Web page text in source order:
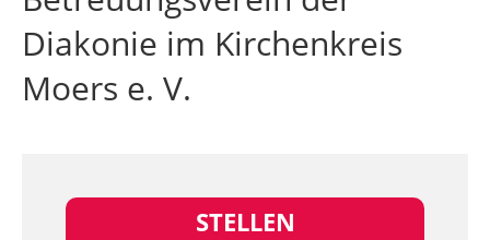
Diakonie im Kirchenkreis
Moers e. V.
STELLEN